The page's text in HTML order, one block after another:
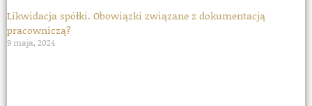
Likwidacja spółki. Obowiązki związane z dokumentacją
pracowniczą?
9 maja, 2024